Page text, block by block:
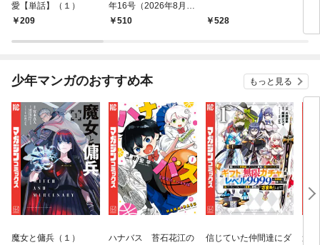
愛【単話】（１）
209
年16号（2026年8月7
日発売）
￥510 528
少年マンガのおすすめ本 もっと見る
魔女と傭兵（１）
ハナバス 苔石花江の
信じていた仲間達にダ
追